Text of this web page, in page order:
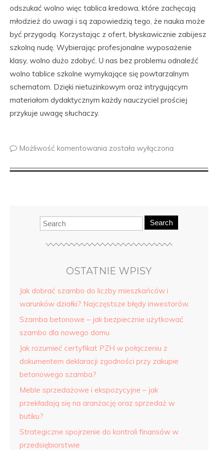
odszukać wolno więc tablica kredowa, które zachęcają
młodzież do uwagi i są zapowiedzią tego, że nauka może
być przygodą. Korzystając z ofert, błyskawicznie zabijesz
szkolną nudę. Wybierając profesjonalne wyposażenie
klasy, wolno dużo zdobyć. U nas bez problemu odnaleźć
wolno tablice szkolne wymykające się powtarzalnym
schematom. Dzięki nietuzinkowym oraz intrygującym
materiałom dydaktycznym każdy nauczyciel prościej
przykuje uwagę słuchaczy.
Możliwość komentowania została wyłączona
Search
OSTATNIE WPISY
Jak dobrać szambo do liczby mieszkańców i
warunków działki? Najczęstsze błędy inwestorów.
Szamba betonowe – jak bezpiecznie użytkować
szambo dla nowego domu
Jak rozumieć certyfikat PZH w połączeniu z
dokumentem deklaracji zgodności przy zakupie
betonowego szamba?
Meble sprzedażowe i ekspozycyjne – jak
przekładają się na aranżację oraz sprzedaż w
butiku?
Strategiczne spojrzenie do kontroli finansów w
przedsiębiorstwie